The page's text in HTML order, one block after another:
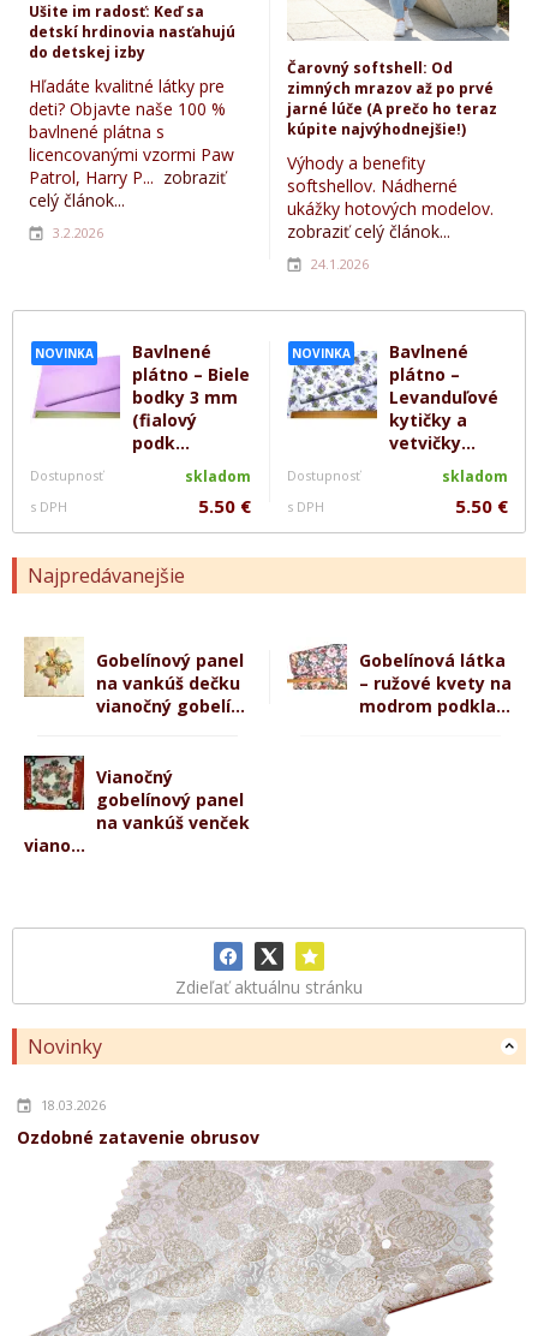
NOVINKA
Bavlnené
plátno – Biele
bodky 3 mm
(fialový
podk...
Dostupnosť skladom
s DPH 5.50 €
NOVINKA
Bavlnené
plátno –
Levanduľové
kytičky a
vetvičky...
Dostupnosť skladom
s DPH 5.50 €
Najpredávanejšie
Gobelínový panel
na vankúš dečku
vianočný gobelí...
Gobelínová látka
– ružové kvety na
modrom podkla...
Vianočný
gobelínový panel
na vankúš venček
viano...
Zdieľať aktuálnu stránku
Novinky
18.03.2026
Ozdobné zatavenie obrusov
Ušite im radosť: Keď sa
detskí hrdinovia nasťahujú
do detskej izby
Hľadáte kvalitné látky pre
deti? Objavte naše 100 %
bavlnené plátna s
licencovanými vzormi Paw
Patrol, Harry P... zobraziť
celý článok...
3.2.2026
Čarovný softshell: Od
zimných mrazov až po prvé
jarné lúče (A prečo ho teraz
kúpite najvýhodnejšie!)
Výhody a benefity
softshellov. Nádherné
ukážky hotových modelov.
zobraziť celý článok...
24.1.2026